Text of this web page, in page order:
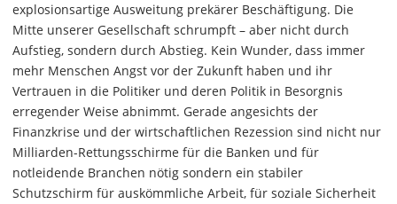
explosionsartige Ausweitung prekärer Beschäftigung. Die
Mitte unserer Gesellschaft schrumpft – aber nicht durch
Aufstieg, sondern durch Abstieg. Kein Wunder, dass immer
mehr Menschen Angst vor der Zukunft haben und ihr
Vertrauen in die Politiker und deren Politik in Besorgnis
erregender Weise abnimmt. Gerade angesichts der
Finanzkrise und der wirtschaftlichen Rezession sind nicht nur
Milliarden-Rettungsschirme für die Banken und für
notleidende Branchen nötig sondern ein stabiler
Schutzschirm für auskömmliche Arbeit, für soziale Sicherheit